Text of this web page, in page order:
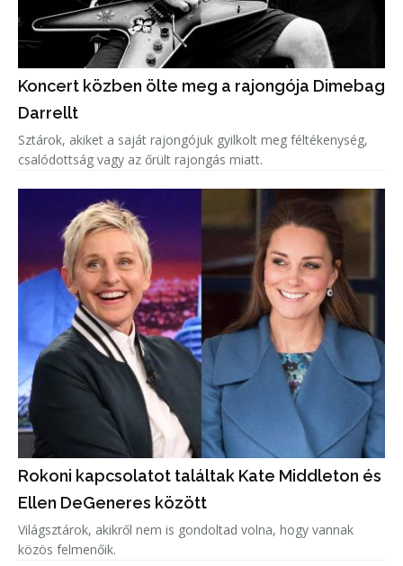
Koncert közben ölte meg a rajongója Dimebag
Darrellt
Sztárok, akiket a saját rajongójuk gyilkolt meg féltékenység,
csalódottság vagy az őrült rajongás miatt.
Rokoni kapcsolatot találtak Kate Middleton és
Ellen DeGeneres között
Világsztárok, akikről nem is gondoltad volna, hogy vannak
közös felmenőik.